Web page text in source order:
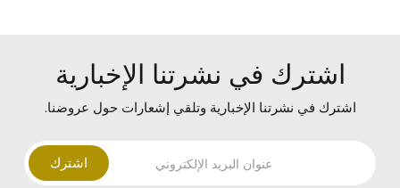
اشترك في نشرتنا الإخبارية
اشترك في نشرتنا الإخبارية وتلقي إشعارات حول عروضنا.
اشترك